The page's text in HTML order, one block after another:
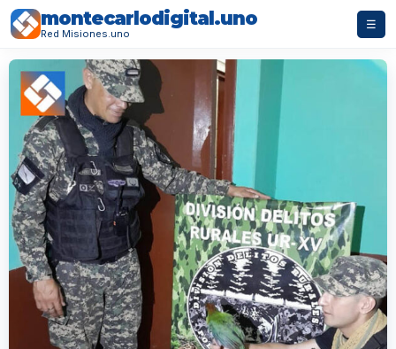
montecarlodigital.uno
Red Misiones.uno
☰